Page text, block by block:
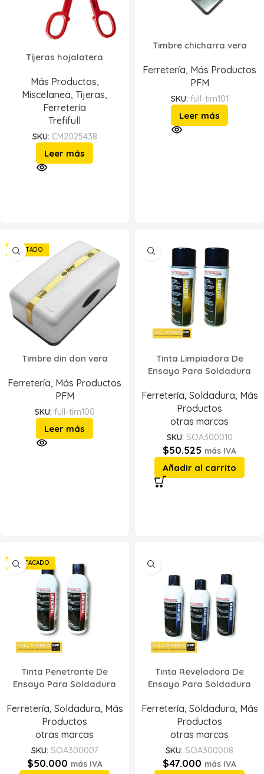
Tijeras hojalatera
Más Productos,
Miscelanea, Tijeras,
Ferretería
Trefifull
SKU: CM2025438
Leer más
Timbre chicharra vera
Ferretería, Más Productos
PFM
SKU: full-tim101
Leer más
AGOTADO
Timbre din don vera
Ferretería, Más Productos
PFM
SKU: full-tim100
Leer más
Tinta Limpiadora De
Ensayo Para Soldadura
Ferretería, Soldadura, Más
Productos
otras marcas
SKU: SOA300010
$50.525 más IVA
Añadir al carrito
DESTACADO
Tinta Penetrante De
Ensayo Para Soldadura
Ferretería, Soldadura, Más
Productos
otras marcas
SKU: SOA300007
$50.000 más IVA
Tinta Reveladora De
Ensayo Para Soldadura
Ferretería, Soldadura, Más
Productos
otras marcas
SKU: SOA300008
$47.000 más IVA